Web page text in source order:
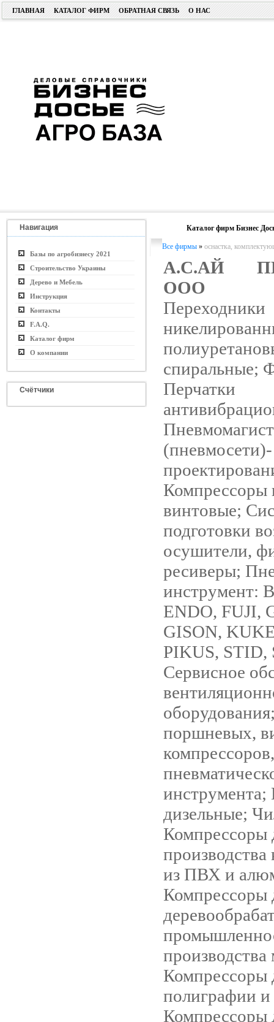
ГЛАВНАЯ КАТАЛОГ ФИРМ ОБРАТНАЯ СВЯЗЬ О НАС
Навигация
Базы по агробизнесу 2021
Строительство Украины
Дерево и Мебель
Инструкция
Контакты
F.A.Q.
Каталог фирм
О компании
Счётчики
Каталог фирм Бизнес
Все фирмы » оснастка,
А.С.АЙ
ООО
Переходники
спиральные;
Перчатки
(пневмосети)-
винтовые;
подготовки
осушители,
ресиверы;
инструмент:
ENDO, FUJI,
GISON,
PIKUS,
Сервисное
поршневых,
компрессоров,
инструмента;
дизельные;
Компрессоры
из ПВХ и
Компрессоры
производства
Компрессоры
полиграфии
Компрессоры